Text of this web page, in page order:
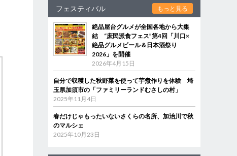
フェスティバル もっと見る
絶品屋台グルメが全国各地から大集
結 “庶民派食フェス”第4回「川口×
絶品グルメビール＆日本酒祭り
2026」を開催
2026年4月15日
自分で収穫した秋野菜を使って芋煮作りを体験 埼
玉県加須市の「ファミリーランドむさしの村」
2025年11月4日
春だけじゃもったいないさくらの名所、加治川で秋
のマルシェ
2025年10月23日